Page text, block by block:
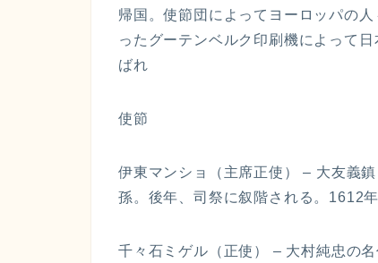
帰国。使節団によってヨーロッパの
ったグーテンベルク印刷機によって
ばれ
使節
伊東マンショ（主席正使） – 大友義
孫。後年、司祭に叙階される。1612年
千々石ミゲル（正使） – 大村純忠の